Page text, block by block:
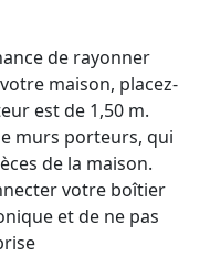
de rayonner
maison, placez-
est de 1,50 m.
murs porteurs, qui
de la maison.
votre boîtier
et de ne pas